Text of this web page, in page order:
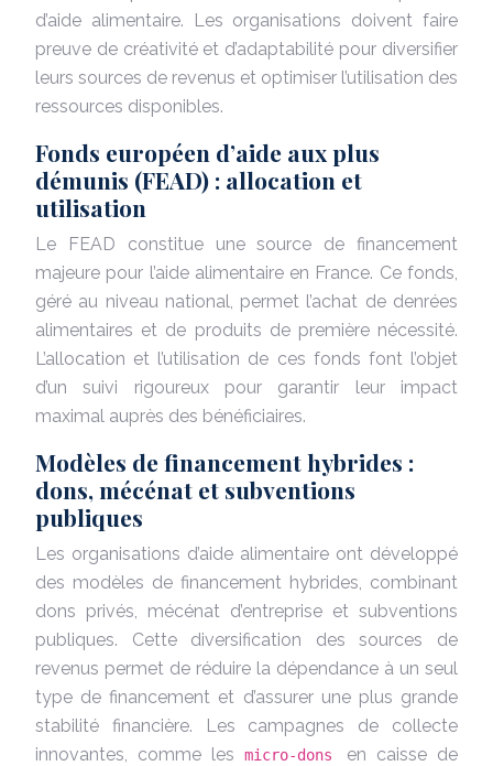
d’aide alimentaire. Les organisations doivent faire
preuve de créativité et d’adaptabilité pour diversifier
leurs sources de revenus et optimiser l’utilisation des
ressources disponibles.
Fonds européen d’aide aux plus
démunis (FEAD) : allocation et
utilisation
Le FEAD constitue une source de financement
majeure pour l’aide alimentaire en France. Ce fonds,
géré au niveau national, permet l’achat de denrées
alimentaires et de produits de première nécessité.
L’allocation et l’utilisation de ces fonds font l’objet
d’un suivi rigoureux pour garantir leur impact
maximal auprès des bénéficiaires.
Modèles de financement hybrides :
dons, mécénat et subventions
publiques
Les organisations d’aide alimentaire ont développé
des modèles de financement hybrides, combinant
dons privés, mécénat d’entreprise et subventions
publiques. Cette diversification des sources de
revenus permet de réduire la dépendance à un seul
type de financement et d’assurer une plus grande
stabilité financière. Les campagnes de collecte
innovantes, comme les micro-dons en caisse de